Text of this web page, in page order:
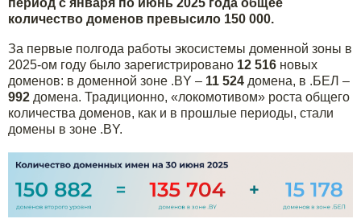
количество доменов превысило 150 000.
За первые полгода работы экосистемы доменной зоны в
2025-ом году было зарегистрировано 12 516 новых
доменов: в доменной зоне .BY – 11 524 домена, в .БЕЛ –
992 домена. Традиционно, «локомотивом» роста общего
количества доменов, как и в прошлые периоды, стали
домены в зоне .BY.